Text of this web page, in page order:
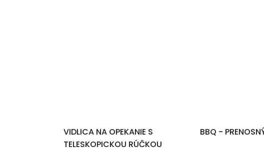
VIDLICA NA OPEKANIE S
TELESKOPICKOU RÚČKOU
BBQ -